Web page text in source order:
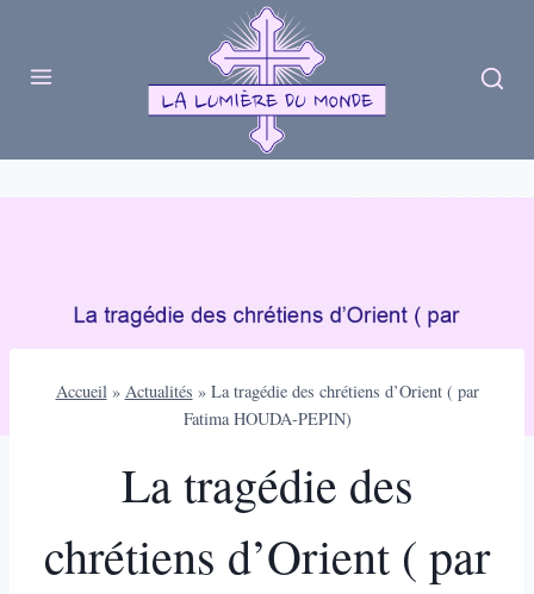
content
Accueil» Actualités » La tragédie des chrétiens d’Orient ( par
Fatima HOUDA-PEPIN)
La tragédie des
chrétiens d’Orient ( par